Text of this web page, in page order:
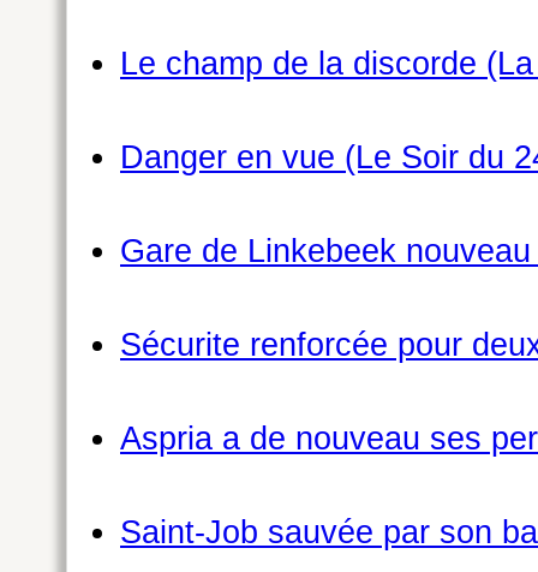
Le champ de la discorde
Danger en vue (Le Soir du
Gare de Linkebeek
Sécurite renforcée pour
Aspria a de nouveau ses
Saint-Job sauvée par son